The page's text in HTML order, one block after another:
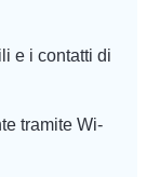
e i contatti di
tramite Wi-